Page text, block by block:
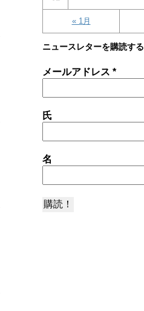
« 1月
ニュースレターを購読する
メールアドレス *
氏
名